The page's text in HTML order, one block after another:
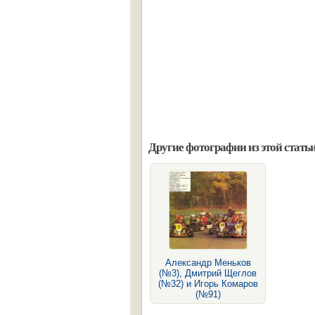
Другие фотографии из этой
Александр Меньков
(№3), Дмитрий Щеглов
(№32) и Игорь Комаров
(№91)